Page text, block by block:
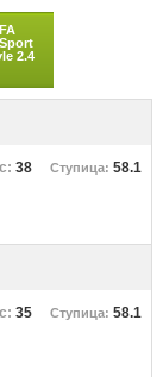
2.4
38 58.1
35 58.1